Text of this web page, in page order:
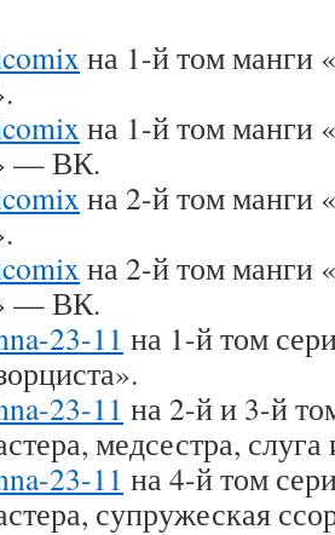
на 1-й том манги
на 1-й том манги
— ВК.
на 2-й том манги
на 2-й том манги
— ВК.
23-11 на 1-й том
23-11 на 2-й и 3-й
медсестра, слуга
23-11 на 4-й том
супружеская